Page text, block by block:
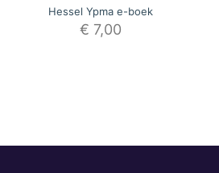
Hessel Ypma e-boek
€ 7,00